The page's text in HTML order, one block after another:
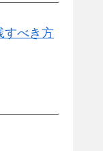
すべき方